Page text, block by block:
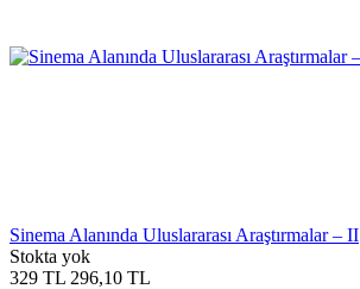
Sinema Alanında Uluslararası Araştırmalar – II
Stokta yok
329 TL 296,10 TL